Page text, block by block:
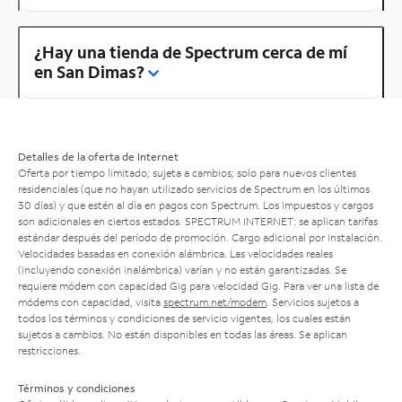
¿Hay una tienda de Spectrum cerca de mí
en San Dimas?
Detalles de la oferta de Internet
Oferta por tiempo limitado; sujeta a cambios; solo para nuevos clientes
residenciales (que no hayan utilizado servicios de Spectrum en los últimos
30 días) y que estén al día en pagos con Spectrum. Los impuestos y cargos
son adicionales en ciertos estados. SPECTRUM INTERNET: se aplican tarifas
estándar después del período de promoción. Cargo adicional por instalación.
Velocidades basadas en conexión alámbrica. Las velocidades reales
(incluyendo conexión inalámbrica) varían y no están garantizadas. Se
requiere módem con capacidad Gig para velocidad Gig. Para ver una lista de
módems con capacidad, visita spectrum.net/modem . Servicios sujetos a
todos los términos y condiciones de servicio vigentes, los cuales están
sujetos a cambios. No están disponibles en todas las áreas. Se aplican
restricciones.
Términos y condiciones